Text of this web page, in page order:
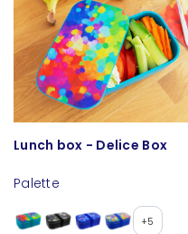
Lunch box - Delice Box
Palette
+5